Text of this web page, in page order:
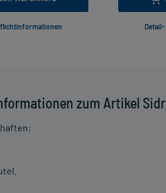
zum Artikel